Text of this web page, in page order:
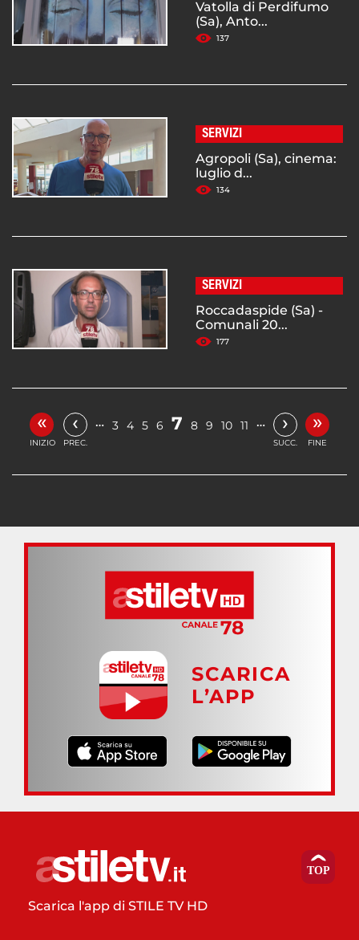
Vatolla di Perdifumo
(Sa), Anto...
137
SERVIZI
Agropoli (Sa), cinema:
luglio d...
134
SERVIZI
Roccadaspide (Sa) -
Comunali 20...
177
«
INIZIO
‹
PREC.
… 3 4 5 6 7 8 9 10 11 … ›
SUCC.
»
FINE
SCARICA
L’APP
Scarica l'app di STILE TV HD